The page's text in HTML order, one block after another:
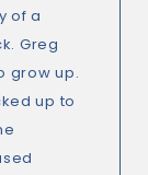
of a
Greg
grow up.
up to